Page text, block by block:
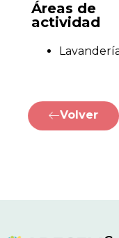
Áreas de
actividad
Volver